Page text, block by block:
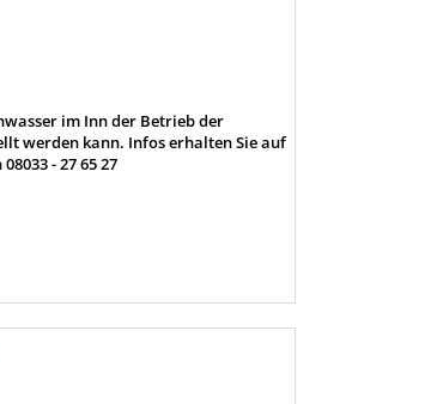
im Inn der Betrieb der
werden kann. Infos erhalten Sie auf
- 27 65 27